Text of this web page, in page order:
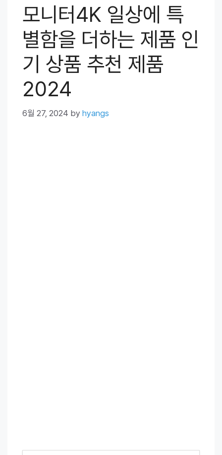
모니터4K 일상에 특
별함을 더하는 제품 인
기 상품 추천 제품
2024
6월 27, 2024 by hyangs